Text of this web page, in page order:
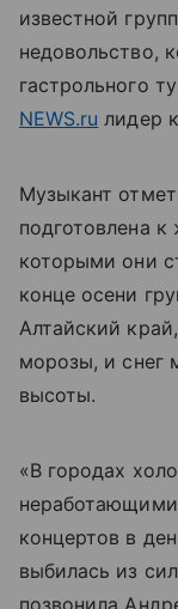
известной
недовольство,
гастрольного
NEWS.ru лидер
Музыкант
подготовлена
которыми они
конце осени
Алтайский
морозы, и снег
высоты.
«В городах
концертов в
выбилась из